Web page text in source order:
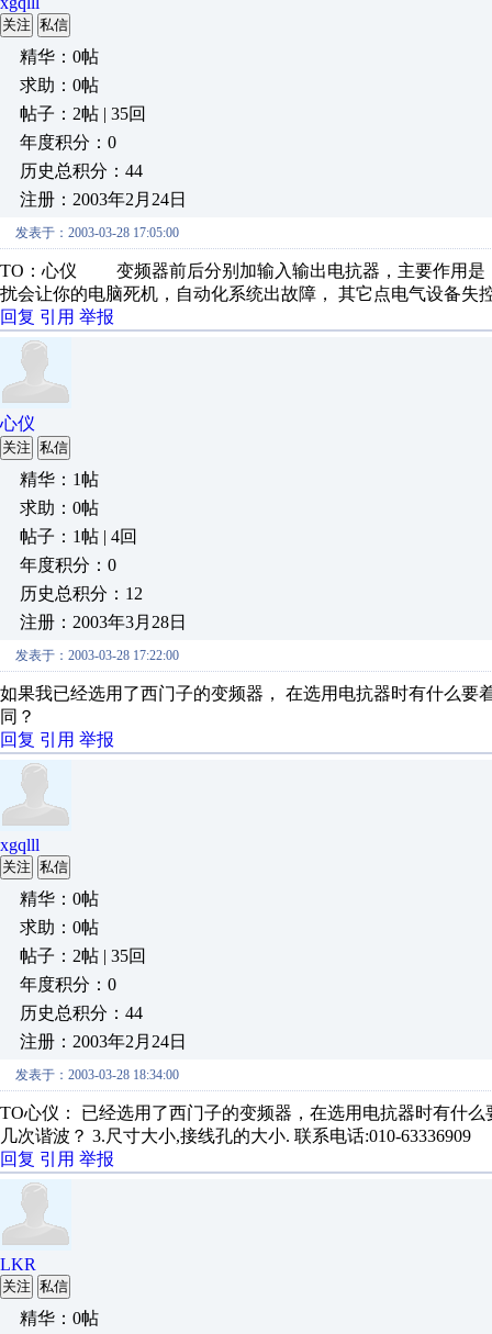
关注 私信
精华：0帖
求助：0帖
帖子：2帖 | 35回
年度积分：0
历史总积分：44
注册：2003年2月24日
发表于：2003-03-28 17:05:00
TO：心仪 变频器前后分别加输入输出电抗器，主要作用是
扰会让你的电脑死机，自动化系统出故障， 其它点电气设备失
回复 引用 举报
心仪
关注 私信
精华：1帖
求助：0帖
帖子：1帖 | 4回
年度积分：0
历史总积分：12
注册：2003年3月28日
发表于：2003-03-28 17:22:00
如果我已经选用了西门子的变频器， 在选用电抗器时有什么
同？
回复 引用 举报
xgqlll
关注 私信
精华：0帖
求助：0帖
帖子：2帖 | 35回
年度积分：0
历史总积分：44
注册：2003年2月24日
发表于：2003-03-28 18:34:00
TO心仪： 已经选用了西门子的变频器，在选用电抗器时有什
几次谐波？ 3.尺寸大小,接线孔的大小. 联系电话:010-63336909
回复 引用 举报
LKR
关注 私信
精华：0帖